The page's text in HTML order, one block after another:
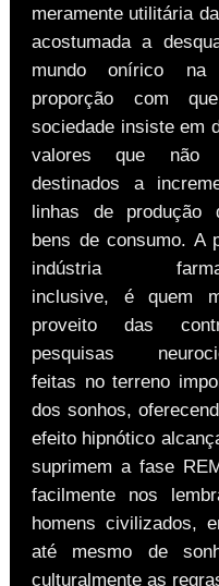
meramente utilitária
acostumada a
mundo onírico na
proporção com
sociedade insiste em
valores que não
destinados a
linhas de produção
bens de consumo. A
indústria
inclusive, é quem
proveito das
pesquisas
feitas no terreno
dos sonhos,
efeito hipnótico
suprimem a fase
facilmente nos
homens civilizados,
até mesmo de
culturalmente as